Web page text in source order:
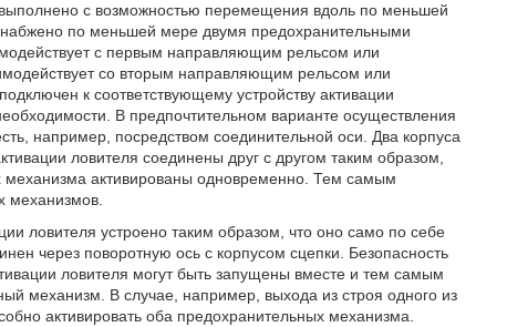
с возможностью перемещения вдоль по меньшей
по меньшей мере двумя предохранительными
с первым направляющим рельсом или
со вторым направляющим рельсом или
к соответствующему устройству активации
В предпочтительном варианте осуществления
например, посредством соединительной оси. Два корпуса
ловителя соединены друг с другом таким образом,
механизма активированы одновременно. Тем самым
механизмов.
ловителя устроено таким образом, что оно само по себе
через поворотную ось с корпусом сцепки. Безопасность
ловителя могут быть запущены вместе и тем самым
механизм. В случае, например, выхода из строя одного из
активировать оба предохранительных механизма.